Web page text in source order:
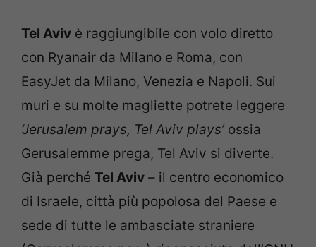
Tel Aviv è raggiungibile con volo diretto
con Ryanair da Milano e Roma, con
EasyJet da Milano, Venezia e Napoli. Sui
muri e su molte magliette potrete leggere
‘Jerusalem prays, Tel Aviv plays’ ossia
Gerusalemme prega, Tel Aviv si diverte.
Già perché Tel Aviv – il centro economico
di Israele, città più popolosa del Paese e
sede di tutte le ambasciate straniere